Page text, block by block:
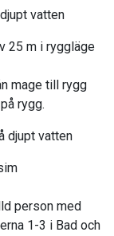
vatten
25 m i ryggläge
mage till rygg
rygg.
djupt vatten
person med
1-3 i Bad och